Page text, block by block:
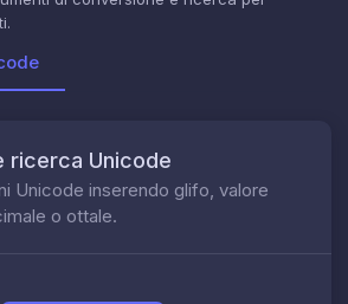
ricerca Unicode
Unicode inserendo glifo, valore
o ottale.